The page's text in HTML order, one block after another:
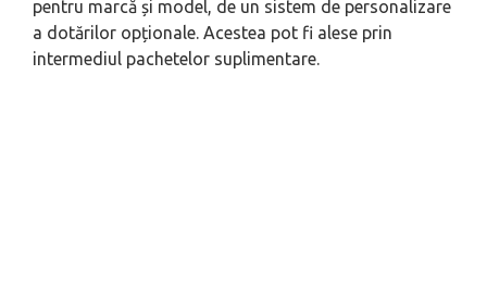
pentru marcă și model, de un sistem de personalizare
a dotărilor opționale. Acestea pot fi alese prin
intermediul pachetelor suplimentare.